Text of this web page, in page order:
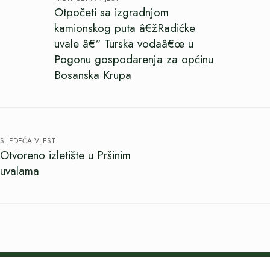
Otpočeti sa izgradnjom
kamionskog puta â€žRadićke
uvale â€“ Turska vodaâ€œ u
Pogonu gospodarenja za općinu
Bosanska Krupa
SLJEDEĆA VIJEST
Otvoreno izletište u Pršinim
uvalama